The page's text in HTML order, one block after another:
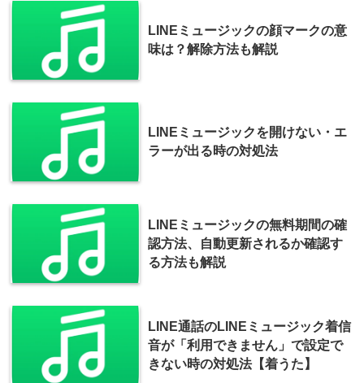
LINEミュージックの顔マークの意
味は？解除方法も解説
LINEミュージックを開けない・エ
ラーが出る時の対処法
LINEミュージックの無料期間の確
認方法、自動更新されるか確認す
る方法も解説
LINE通話のLINEミュージック着信
音が「利用できません」で設定で
きない時の対処法【着うた】